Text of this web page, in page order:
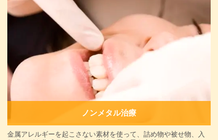
ノンメタル治療
金属アレルギーを起こさない素材を使って、詰め物や被せ物、入